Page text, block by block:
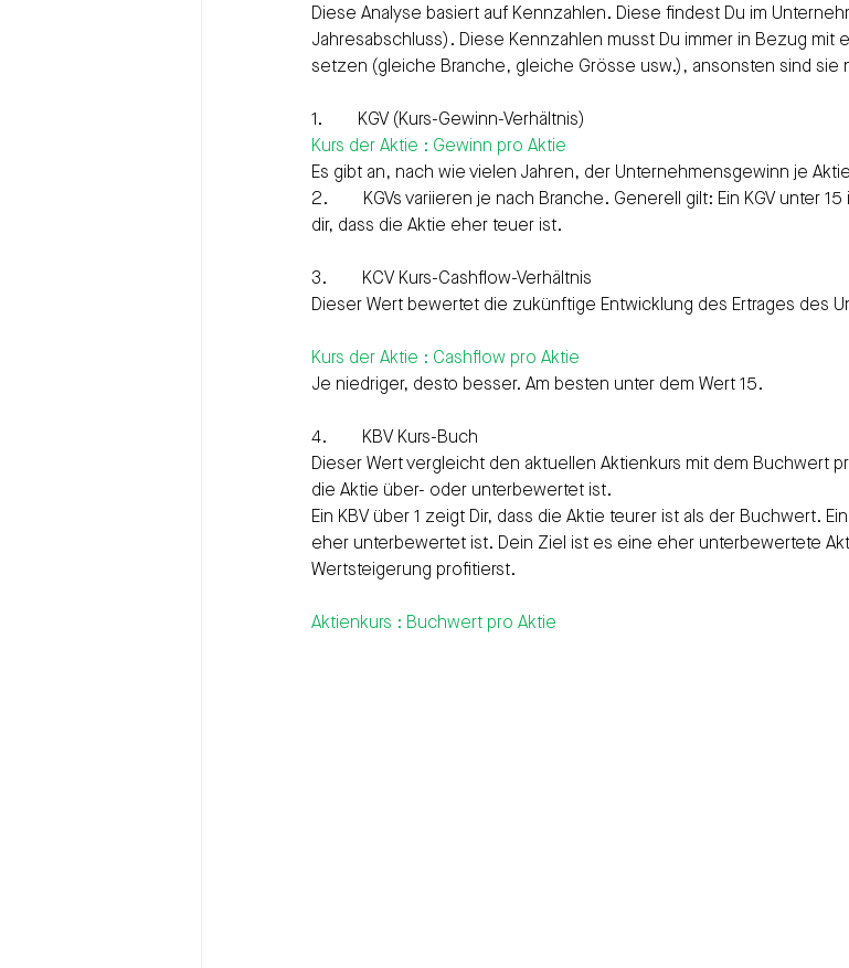
Diese Analyse basiert auf Kennzahlen. Diese findest Du im
Jahresabschluss). Diese Kennzahlen musst Du immer in Bezug mit
setzen (gleiche Branche, gleiche Grösse usw.), ansonsten sind sie
1.        KGV (Kurs-Gewinn-Verhältnis)
Kurs der Aktie : Gewinn pro Aktie
Es gibt an, nach wie vielen Jahren, der Unternehmensgewinn je
2.        KGVs variieren je nach Branche. Generell gilt: Ein KGV unter
dir, dass die Aktie eher teuer ist.
3.        KCV Kurs-Cashflow-Verhältnis
Dieser Wert bewertet die zukünftige Entwicklung des Ertrages des
Kurs der Aktie : Cashflow pro Aktie
Je niedriger, desto besser. Am besten unter dem Wert 15.
4.        KBV Kurs-Buch
Dieser Wert vergleicht den aktuellen Aktienkurs mit dem Buchwert
die Aktie über- oder unterbewertet ist.
Ein KBV über 1 zeigt Dir, dass die Aktie teurer ist als der Buchwert.
eher unterbewertet ist. Dein Ziel ist es eine eher unterbewertete
Wertsteigerung profitierst.
Aktienkurs : Buchwert pro Aktie